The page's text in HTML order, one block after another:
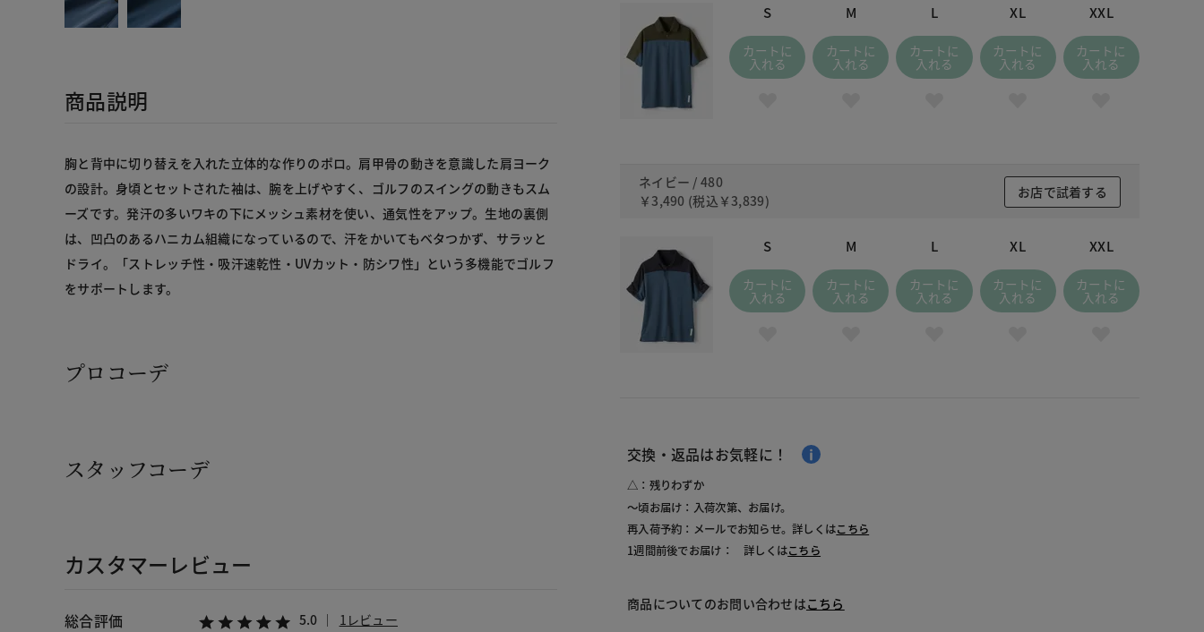
商品説明
胸と背中に切り替えを入れた立体的な作りのポロ。肩甲骨の動きを意識した肩ヨーク
の設計。身頃とセットされた袖は、腕を上げやすく、ゴルフのスイングの動きもスム
ーズです。発汗の多いワキの下にメッシュ素材を使い、通気性をアップ。生地の裏側
は、凹凸のあるハニカム組織になっているので、汗をかいてもベタつかず、サラッと
ドライ。「ストレッチ性・吸汗速乾性・UVカット・防シワ性」という多機能でゴルフ
をサポートします。
プロコーデ
スタッフコーデ
カスタマーレビュー
総合評価 5.0 1レビュー
S
カートに
入れる
M
カートに
入れる
L
カートに
入れる
XL
カートに
入れる
XXL
カートに
入れる
ネイビー / 480
￥3,490 (税込 ￥3,839)
お店で試着する
S
カートに
入れる
M
カートに
入れる
L
カートに
入れる
XL
カートに
入れる
XXL
カートに
入れる
交換・返品はお気軽に！
△：残りわずか
～頃お届け：入荷次第、お届け。
再入荷予約：メールでお知らせ。詳しくはこちら
1週間前後でお届け： 詳しくはこちら
商品についてのお問い合わせはこちら